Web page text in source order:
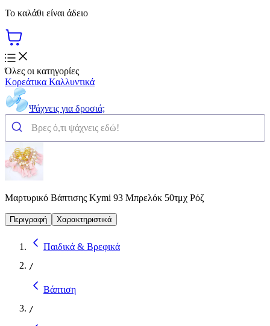
Το καλάθι είναι άδειο
Όλες οι κατηγορίες
Κορεάτικα Καλλυντικά
Ψάχνεις για δροσιά;
Μαρτυρικό Βάπτισης Kymi 93 Μπρελόκ 50τμχ Ρόζ
Περιγραφή Χαρακτηριστικά
Παιδικά & Βρεφικά
/
Βάπτιση
/